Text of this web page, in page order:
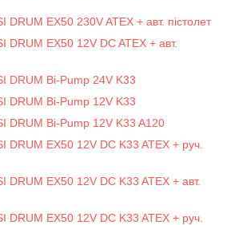
DRUM EX50 230V ATEX + авт. пістолет
DRUM EX50 12V DC ATEX + авт.
DRUM Bi-Pump 24V K33
DRUM Bi-Pump 12V K33
DRUM Bi-Pump 12V K33 A120
DRUM EX50 12V DC K33 ATEX + руч.
DRUM EX50 12V DC K33 ATEX + авт.
DRUM EX50 12V DC K33 ATEX + руч.